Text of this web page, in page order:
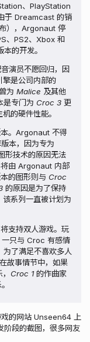
、PlayStation
于 Dreamcast 的销
），Argonaut 停
、PS2、Xbox 和
的开发。
演员不愿回归，因
擎是公司内部的
为 Malice 及其他
是专门为 Croc 3 更
的硬件性能。
。Argonaut 不得
本，因为专为
形技术的原因无法
由 Argonaut 内部
的图形则与 Croc
的原因是为了保持
系列一直被计划为
将支持双人游戏。玩
只与 Croc 有感情
了满足不喜欢多人
故事情节中，如果
Croc 1的作曲家
的网站 Unseen64 上
阶段的截图，很多网友